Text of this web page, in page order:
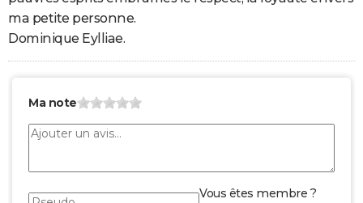
ma petite personne.
Dominique Eylliae.
Ma note
Vous êtes membre ?